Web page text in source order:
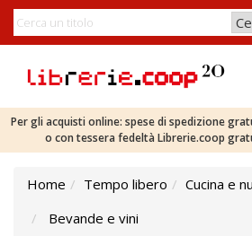
Per gli acquisti online: spese di spedizione
o con tessera fedeltà Librerie.coop
Home Tempo libero
Cucina e
Bevande e vini